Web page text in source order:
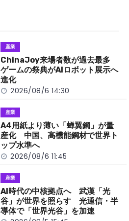
n
k
産業
ChinaJoy来場者数が過去最多
ゲームの祭典がAIロボット展示へ
進化
2026/08/6 14:30
産業
A4用紙より薄い「蝉翼鋼」が量
産化 中国、高機能鋼材で世界ト
ップ水準へ
2026/08/6 11:45
産業
AI時代の中核拠点へ 武漢「光
谷」が世界を照らす 光通信・半
導体で「世界光谷」を加速